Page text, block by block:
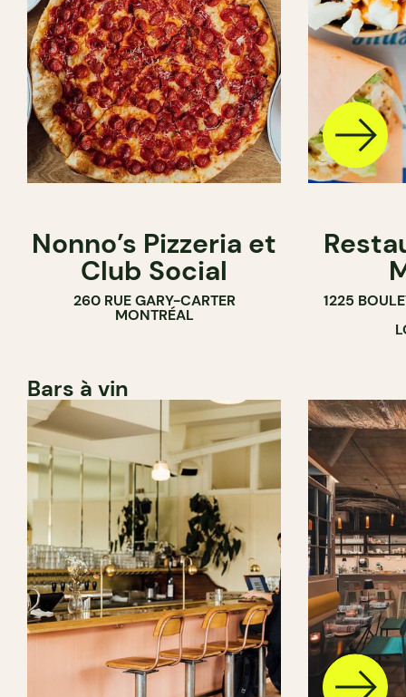
Nonno’s Pizzeria et
Club Social
260 RUE GARY-CARTER
MONTRÉAL
1225
Bars à vin